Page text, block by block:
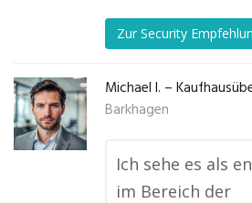
Zur Security
Michael I. –
Barkhagen
Ich sehe es als
im Bereich der